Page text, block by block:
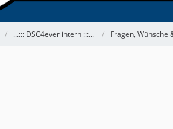
...::: DSC4ever intern :::... Fragen, Wünsche